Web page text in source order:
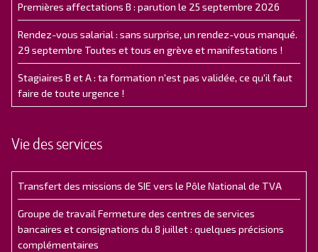
Premières affectations B : parution le 25 septembre 2026
Rendez-vous salarial : sans surprise, un rendez-vous manqué.
29 septembre Toutes et tous en grève et manifestations !
Stagiaires B et A : ta formation n'est pas validée, ce qu'il faut
faire de toute urgence !
Vie des services
Transfert des missions de SIE vers le Pôle National de TVA
Groupe de travail Fermeture des centres de services
bancaires et consignations du 8 juillet : quelques précisions
complémentaires